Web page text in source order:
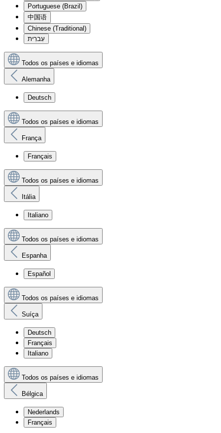
Portuguese (Brazil)
中国语
Chinese (Traditional)
עִברִית
Todos os países e idiomas
Alemanha
Deutsch
Todos os países e idiomas
França
Français
Todos os países e idiomas
Itália
Italiano
Todos os países e idiomas
Espanha
Español
Todos os países e idiomas
Suíça
Deutsch
Français
Italiano
Todos os países e idiomas
Bélgica
Nederlands
Français